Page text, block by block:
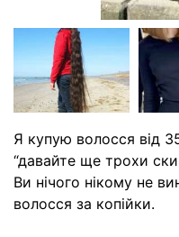
Я купую волосся від
“давайте ще трохи
Ви нічого нікому не
волосся за копійки.